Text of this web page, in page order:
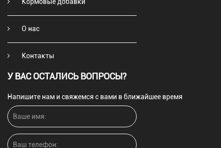
О нас
Контакты
У ВАС ОСТАЛИСЬ ВОПРОСЫ?
Напишите нам и свяжемся с вами в ближайшее время